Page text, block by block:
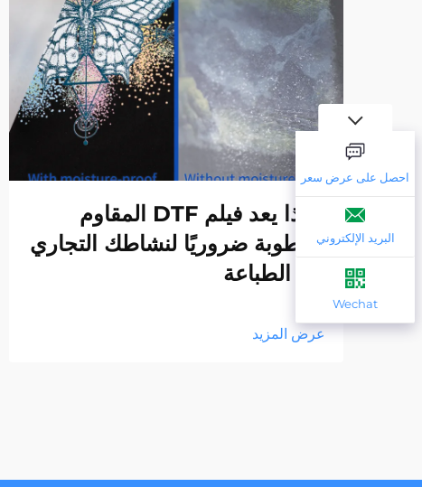
لماذا يعد فيلم DTF المقاوم
للرطوبة ضروريًا لنشاطك التجاري
في الطباعة
عرض المزيد
احصل على عرض سعر
البريد الإلكتروني
Wechat